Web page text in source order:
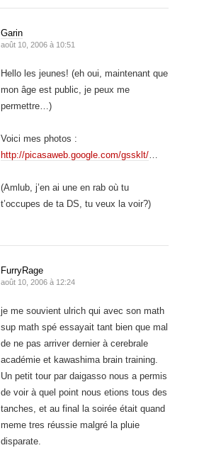
Garin
août 10, 2006 à 10:51
Hello les jeunes! (eh oui, maintenant que
mon âge est public, je peux me
permettre…)
Voici mes photos :
http://picasaweb.google.com/gssklt/
(Amlub, j’en ai une en rab où tu
t’occupes de ta DS, tu veux la voir?)
FurryRage
août 10, 2006 à 12:24
je me souvient ulrich qui avec son math
sup math spé essayait tant bien que mal
de ne pas arriver dernier à cerebrale
académie et kawashima brain training.
Un petit tour par daigasso nous a permis
de voir à quel point nous etions tous des
tanches, et au final la soirée était quand
meme tres réussie malgré la pluie
disparate.